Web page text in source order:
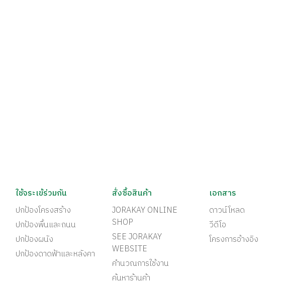
ใช้จระเข้ร่วมกัน
ปกป้องโครงสร้าง
ปกป้องพื้นและถนน
ปกป้องผนัง
ปกป้องดาดฟ้าและหลังคา
สั่งซื้อสินค้า
JORAKAY ONLINE
SHOP
SEE JORAKAY
WEBSITE
คำนวณการใช้งาน
ค้นหาร้านค้า
เอกสาร
ดาวน์โหลด
วีดีโอ
โครงการอ้างอิง